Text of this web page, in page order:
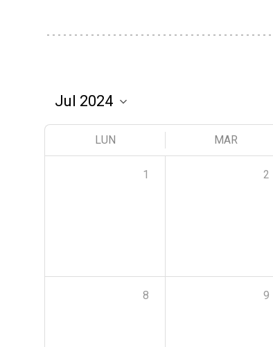
LUN MAR
1 2
8 9